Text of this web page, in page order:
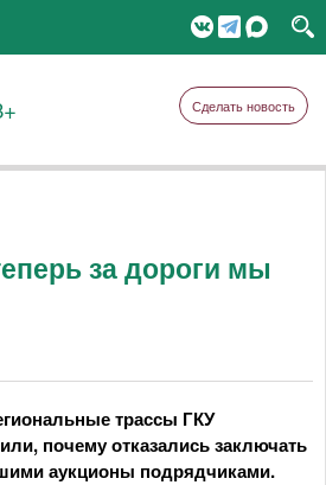
Сделать новость
за дороги мы
трассы ГКУ
почему отказались заключать
аукционы подрядчиками.